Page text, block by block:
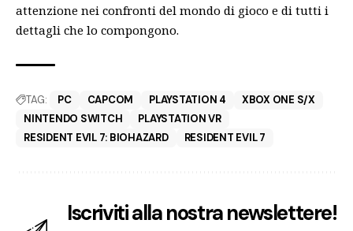
attenzione nei confronti del mondo di gioco e di tutti i
dettagli che lo compongono.
TAG: PC CAPCOM PLAYSTATION 4
XBOX ONE S/X
NINTENDO SWITCH
PLAYSTATION VR
RESIDENT EVIL 7: BIOHAZARD
RESIDENT EVIL 7
Iscriviti alla nostra newslettere!